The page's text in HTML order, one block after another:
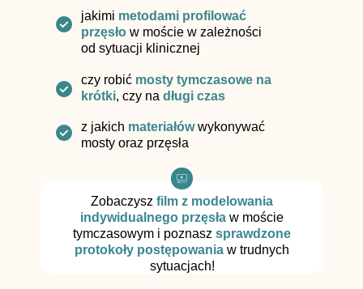
Zobaczysz film z modelowania
indywidualnego przęsła w moście
tymczasowym i poznasz sprawdzone
protokoły postępowania w trudnych
sytuacjach!
jakimi metodami profilować
przęsło w moście w zależności
od sytuacji klinicznej
czy robić mosty tymczasowe na
krótki, czy na długi czas
z jakich materiałówwykonywać
mosty oraz przęsła